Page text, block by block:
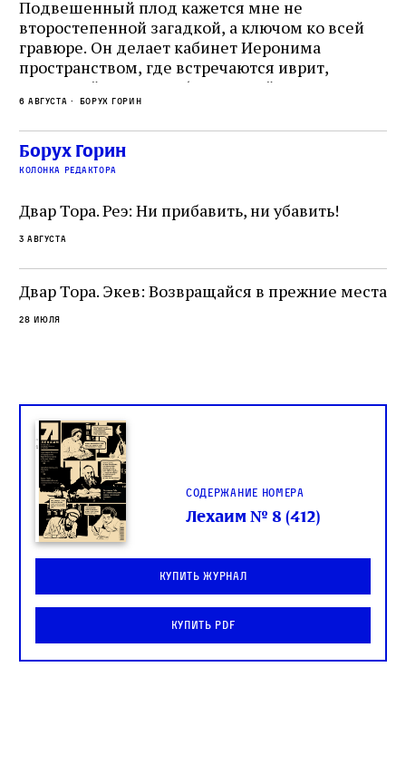
Подвешенный плод кажется мне не
второстепенной загадкой, а ключом ко всей
гравюре. Он делает кабинет Иеронима
пространством, где встречаются иврит,
греческий и латынь; буквальный смысл и
церковная традиция; филологическая
точность и понятность; переводчик,
убеждённый в необходимости исправления, и
читатель, воспринимающий исправление как
не просто покровитель переводчиков,
окружённый книгами. Перед нами человек,
одно решение которого вызвало возмущение
целой общины и стало частью многовекового
спора о том, кому принадлежит последнее
слово в переводе Библии
6 августа Борух Горин
Борух Горин
колонка редактора
Двар Тора. Реэ: Ни прибавить, ни убавить!
3 августа
Двар Тора. Экев: Возвращайся в прежние места
28 июля
Содержание номера
Лехаим № 8 (412)
Купить журнал
Купить PDF